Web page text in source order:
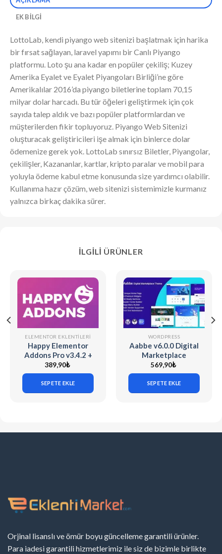
EK BILGI
LottoLab, kendi piyango web sitenizi başlatmak için harika
bir fırsat sağlayan, laravel yapımı bir Canlı Piyango
platformu. Loto şu ana kadar en popüler çekiliş; Kuzey
Amerika Eyalet ve Eyalet Piyangoları Birliği’ne göre
Amerikalılar 2016’da piyango biletlerine toplam 70,15
milyar dolar harcadı. Bu tür öğeleri geliştirmek için çok
sayıda talep aldık ve bazı popüler platformlardan ve
müşterilerden fikir topluyoruz. Piyango Web Sitenizi
oluşturacak geliştiricileri işe almak için binlerce dolar
ödemenize gerek yok. LottoLab sınırsız Biletler, Piyangolar,
çekilişler, Kazananlar, kartlar, kripto paralar ve mobil para
yoluyla ödeme kabul etme konusunda size yardımcı olabilir.
Kullanıma hazır çözüm, web sitenizi sistemimizle kurmanız
yalnızca birkaç dakika sürer.
İLGILI ÜRÜNLER
ELEMENTOR EKLENTILERI
Happy Elementor
Addons Pro v3.4.2 +
v3.20.3
389,90₺
SEPETE EKLE
WORDPRESS
Aabbe v6.0.0 Digital
Marketplace
WordPress Theme
569,90₺
SEPETE EKLE
Orjinal lisanslı ve ömür boyu güncelleme garantili ürünler.
Para iadesi garantili hizmetlerimiz ile siz de bizimle birlikte